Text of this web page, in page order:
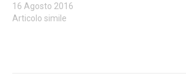
16 Agosto 2016
Articolo simile